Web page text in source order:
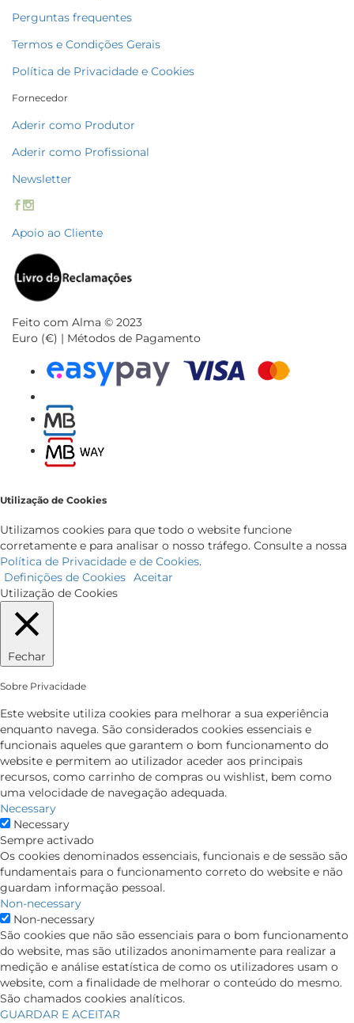
Perguntas frequentes
Termos e Condições Gerais
Política de Privacidade e Cookies
Fornecedor
Aderir como Produtor
Aderir como Profissional
Newsletter
Apoio ao Cliente
Feito com Alma © 2023
Euro (€) | Métodos de Pagamento
Utilização de Cookies
Utilizamos cookies para que todo o website funcione
corretamente e para analisar o nosso tráfego. Consulte a nossa
Política de Privacidade e de Cookies.
Definições de Cookies Aceitar
Utilização de Cookies
Fechar
Sobre Privacidade
Este website utiliza cookies para melhorar a sua experiência
enquanto navega. São considerados cookies essenciais e
funcionais aqueles que garantem o bom funcionamento do
website e permitem ao utilizador aceder aos principais
recursos, como carrinho de compras ou wishlist, bem como
uma velocidade de navegação adequada.
Necessary
Necessary
Sempre activado
Os cookies denominados essenciais, funcionais e de sessão são
fundamentais para o funcionamento correto do website e não
guardam informação pessoal.
Non-necessary
Non-necessary
São cookies que não são essenciais para o bom funcionamento
do website, mas são utilizados anonimamente para realizar a
medição e análise estatística de como os utilizadores usam o
website, com a finalidade de melhorar o conteúdo do mesmo.
São chamados cookies analíticos.
GUARDAR E ACEITAR